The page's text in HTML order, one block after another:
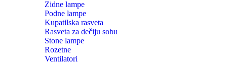
Zidne lampe
Podne lampe
Kupatilska rasveta
Rasveta za dečiju sobu
Stone lampe
Rozetne
Ventilatori